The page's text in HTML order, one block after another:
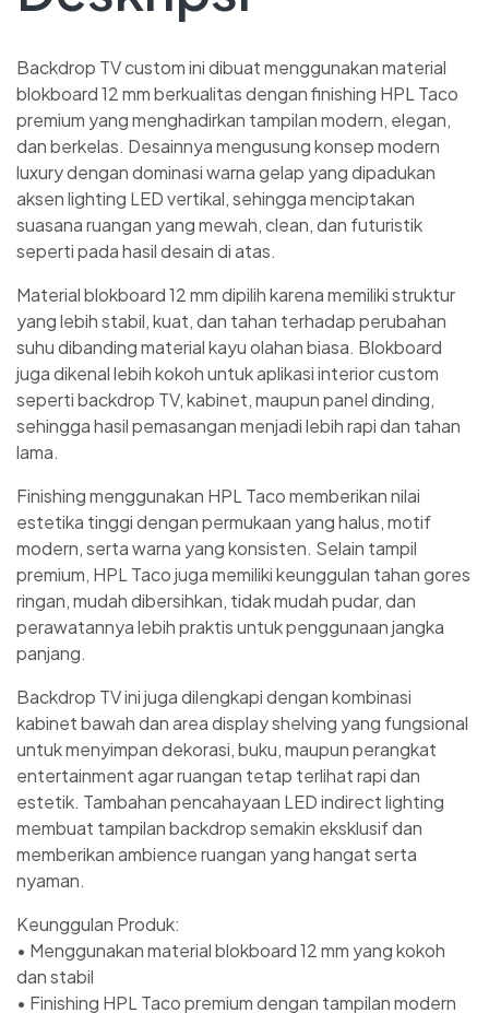
Backdrop TV custom ini dibuat menggunakan material
blokboard 12 mm berkualitas dengan finishing HPL Taco
premium yang menghadirkan tampilan modern, elegan,
dan berkelas. Desainnya mengusung konsep modern
luxury dengan dominasi warna gelap yang dipadukan
aksen lighting LED vertikal, sehingga menciptakan
suasana ruangan yang mewah, clean, dan futuristik
seperti pada hasil desain di atas.
Material blokboard 12 mm dipilih karena memiliki struktur
yang lebih stabil, kuat, dan tahan terhadap perubahan
suhu dibanding material kayu olahan biasa. Blokboard
juga dikenal lebih kokoh untuk aplikasi interior custom
seperti backdrop TV, kabinet, maupun panel dinding,
sehingga hasil pemasangan menjadi lebih rapi dan tahan
lama.
Finishing menggunakan HPL Taco memberikan nilai
estetika tinggi dengan permukaan yang halus, motif
modern, serta warna yang konsisten. Selain tampil
premium, HPL Taco juga memiliki keunggulan tahan gores
ringan, mudah dibersihkan, tidak mudah pudar, dan
perawatannya lebih praktis untuk penggunaan jangka
panjang.
Backdrop TV ini juga dilengkapi dengan kombinasi
kabinet bawah dan area display shelving yang fungsional
untuk menyimpan dekorasi, buku, maupun perangkat
entertainment agar ruangan tetap terlihat rapi dan
estetik. Tambahan pencahayaan LED indirect lighting
membuat tampilan backdrop semakin eksklusif dan
memberikan ambience ruangan yang hangat serta
nyaman.
Keunggulan Produk:
• Menggunakan material blokboard 12 mm yang kokoh
dan stabil
• Finishing HPL Taco premium dengan tampilan modern